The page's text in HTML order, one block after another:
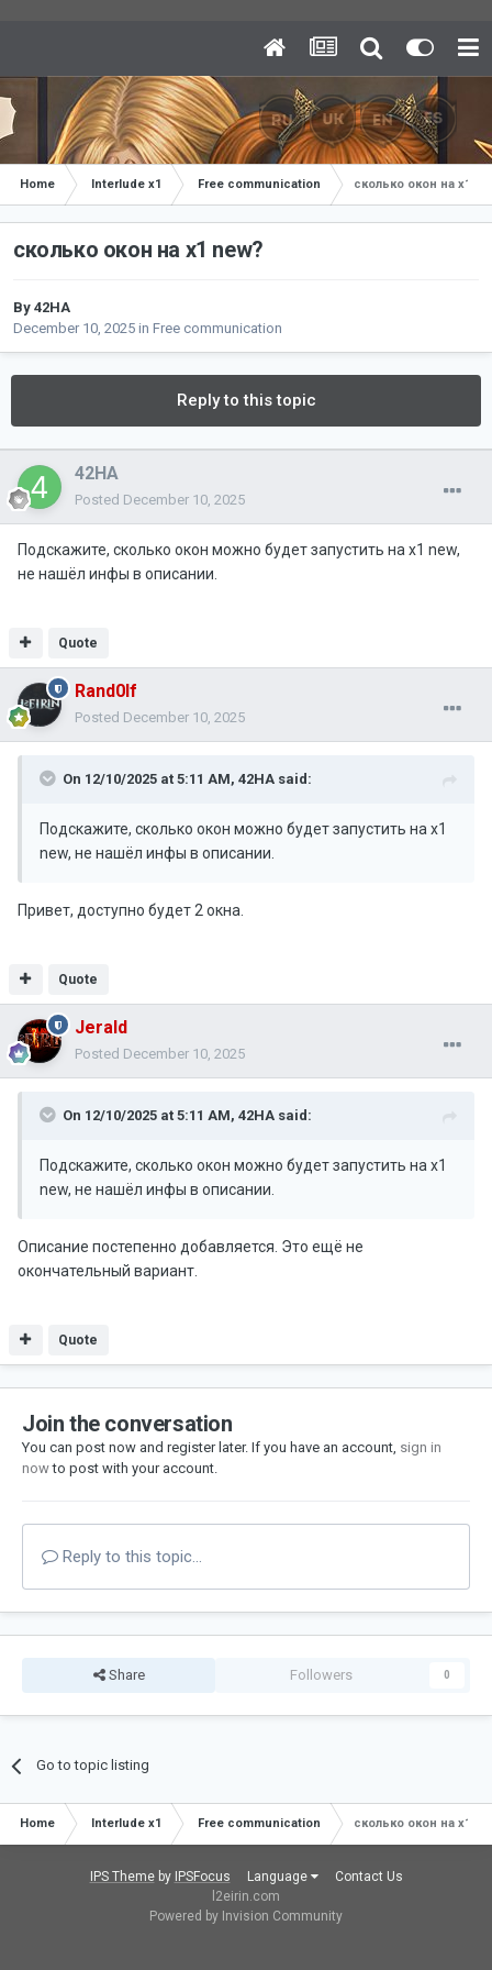
Home Interlude x1 Free communication сколько окон на х1
сколько окон на х1 new?
By 42HA
December 10, 2025 in Free communication
Reply to this topic
42HA
Posted December 10, 2025
Подскажите, сколько окон можно будет запустить на x1 new,
не нашёл инфы в описании.
Quote
Rand0lf
Posted December 10, 2025
On 12/10/2025 at 5:11 AM, 42HA said:
Подскажите, сколько окон можно будет запустить на x1
new, не нашёл инфы в описании.
Привет, доступно будет 2 окна.
Quote
Jerald
Posted December 10, 2025
On 12/10/2025 at 5:11 AM, 42HA said:
Подскажите, сколько окон можно будет запустить на x1
new, не нашёл инфы в описании.
Описание постепенно добавляется. Это ещё не
окончательный вариант.
Quote
Join the conversation
You can post now and register later. If you have an account, sign in
nowto post with your account.
Reply to this topic...
Share Followers 0
Go to topic listing
Home Interlude x1 Free communication сколько окон на х1
IPS Themeby IPSFocus Language
Contact Us
l2eirin.com
Powered by Invision Community